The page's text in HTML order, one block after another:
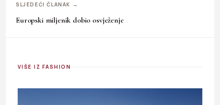
SLJEDEĆI ČLANAK →
Europski miljenik dobio osvježenje
VIŠE IZ FASHION